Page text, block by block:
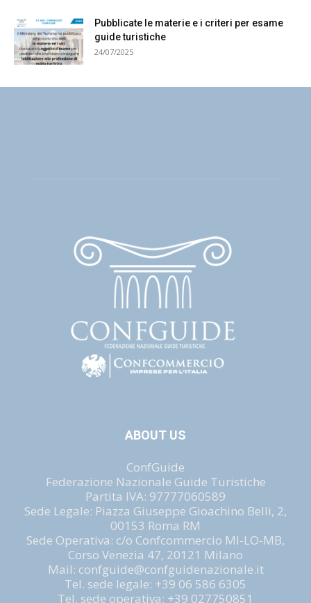
Pubblicate le materie e i criteri per esame
guide turistiche
24/07/2025
ABOUT US
ConfGuide
Federazione Nazionale Guide Turistiche
Partita IVA: 97777060589
Sede Legale: Piazza Giuseppe Gioachino Belli, 2,
00153 Roma RM
Sede Operativa: c/o Confcommercio MI-LO-MB,
Corso Venezia 47, 20121 Milano
Mail: confguide@confguidenazionale.it
Tel. sede legale: +39 06 586 6305
Tel. sede operativa: +39 027750851